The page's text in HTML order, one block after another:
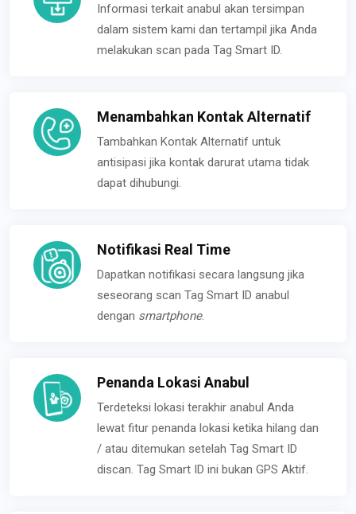
Informasi terkait anabul akan tersimpan
dalam sistem kami dan tertampil jika Anda
melakukan scan pada Tag Smart ID.
Menambahkan Kontak Alternatif
Tambahkan Kontak Alternatif untuk
antisipasi jika kontak darurat utama tidak
dapat dihubungi.
Notifikasi Real Time
Dapatkan notifikasi secara langsung jika
seseorang scan Tag Smart ID anabul
dengan smartphone.
Penanda Lokasi Anabul
Terdeteksi lokasi terakhir anabul Anda
lewat fitur penanda lokasi ketika hilang dan
/ atau ditemukan setelah Tag Smart ID
discan. Tag Smart ID ini bukan GPS Aktif.